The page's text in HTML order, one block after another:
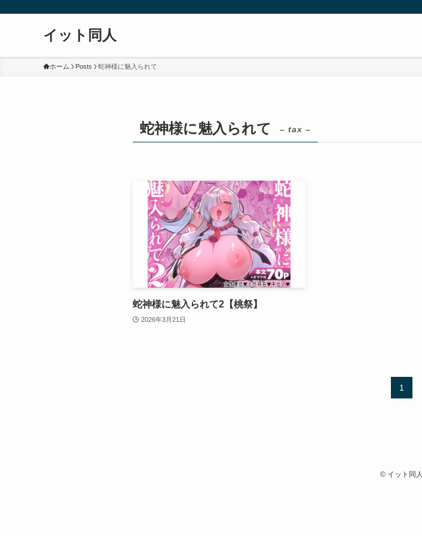
イット同人
ホーム Posts 蛇神様に魅入られて
蛇神様に魅入られて – tax –
蛇神様に魅入られて2【桃祭】
2026年3月21日
1
© イット同人